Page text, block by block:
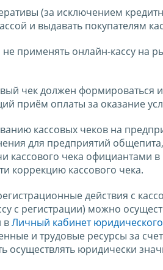
(за исключением
и выдавать покупателям
применять онлайн-кассу на
чек должен формироваться
приём оплаты за оказание
кассовых чеков на
для предприятий
чека официантами в
коррекцию кассового чека.
действия с
с регистрации) можно
вЛичный кабинет
и трудовые ресурсы за
юридически